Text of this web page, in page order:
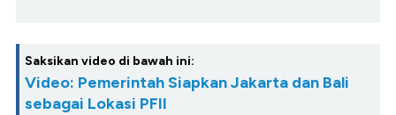
Saksikan video di bawah ini:
Video: Pemerintah Siapkan Jakarta dan Bali
sebagai Lokasi PFII